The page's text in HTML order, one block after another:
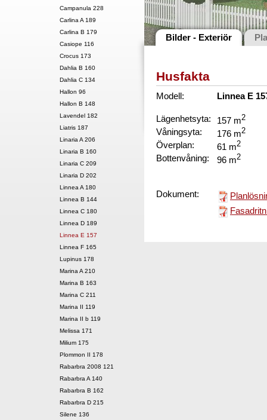
Campanula 228
Carlina A 189
Carlina B 179
Casiope 116
Crocus 173
Dahlia B 160
Dahlia C 134
Hallon 96
Hallon B 148
Lavendel 182
Liatris 187
Linaria A 206
Linaria B 160
Linaria C 209
Linaria D 202
Linnea A 180
Linnea B 144
Linnea C 180
Linnea D 189
Linnea E 157
Linnea F 165
Lupinus 178
Marina A 210
Marina B 163
Marina C 211
Marina II 119
Marina II b 119
Melissa 171
Milium 175
Plommon II 178
Rabarbra 2008 121
Rabarbra A 140
Rabarbra B 162
Rabarbra D 215
Silene 136
Bilder - Exteriör
Husfakta
Modell: Linnea E
Lägenhetsyta: 157 m2
Våningsyta: 176 m2
Överplan: 61 m2
Bottenvåning: 96 m2
Dokument: